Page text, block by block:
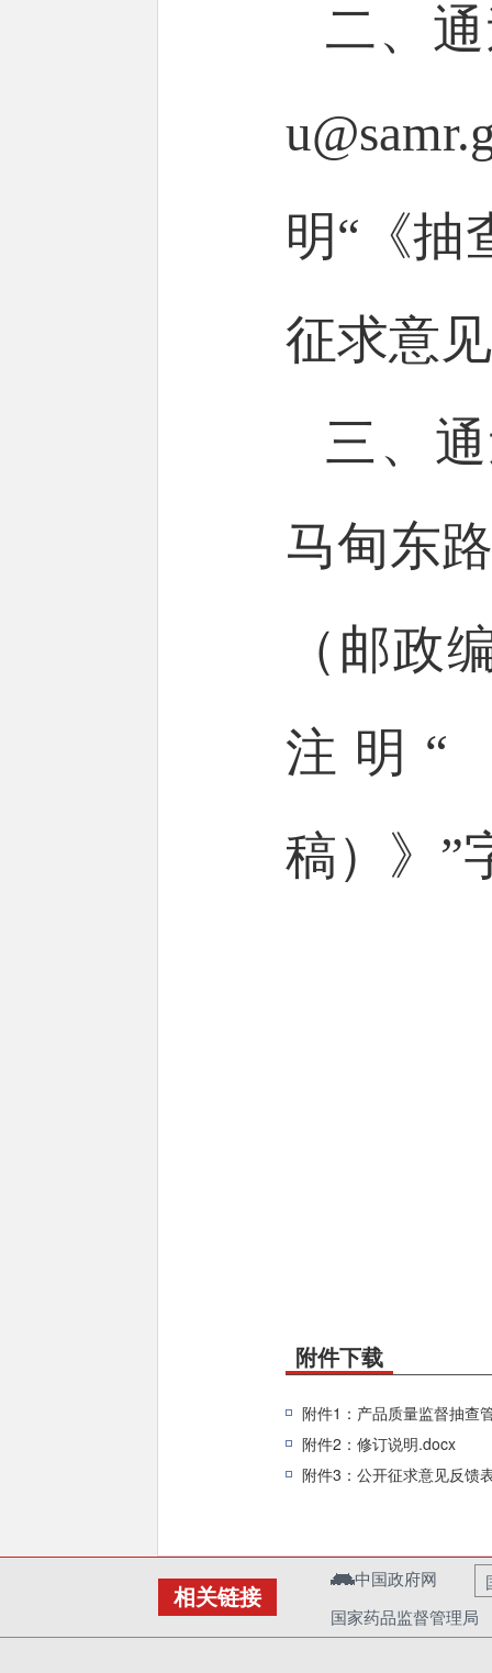
二、
明“《抽
征求意
三、
马甸东
（邮政
注明“
稿）》”
附件下载
附件1：产品质量监督抽查
附件2：修订说明.docx
附件3：公开征求意见反馈
相关链接
中国政府网
国家药品监督管理局